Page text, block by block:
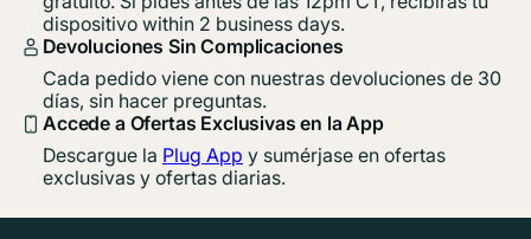
dispositivo within 2 business days.
Devoluciones Sin Complicaciones
Cada pedido viene con nuestras devoluciones de 30
días, sin hacer preguntas.
Accede a Ofertas Exclusivas en la App
Descargue la Plug App y sumérjase en ofertas
exclusivas y ofertas diarias.